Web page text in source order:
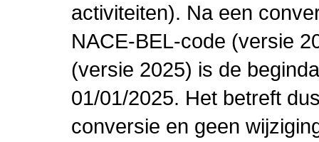
activiteiten). Na een
NACE-BEL-code (versie
(versie 2025) is de
01/01/2025. Het betreft
conversie en geen